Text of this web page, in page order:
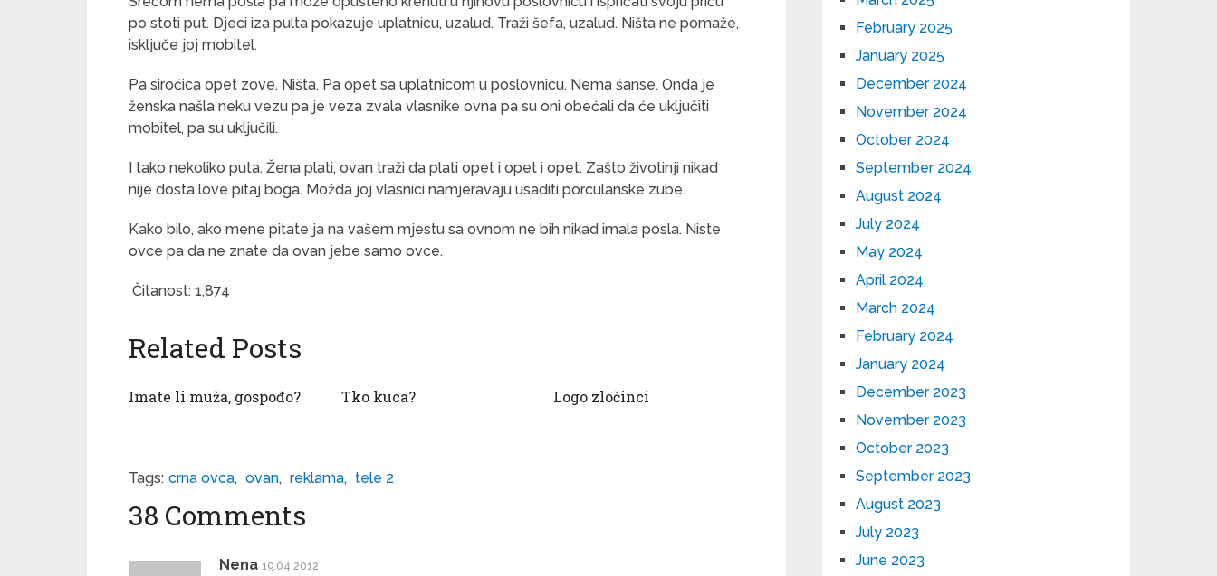
po stoti put. Djeci iza pulta pokazuje uplatnicu, uzalud. Traži šefa, uzalud. Ništa ne pomaže,
isključe joj mobitel.
Pa siročica opet zove. Ništa. Pa opet sa uplatnicom u poslovnicu. Nema šanse. Onda je
ženska našla neku vezu pa je veza zvala vlasnike ovna pa su oni obećali da će uključiti
mobitel, pa su uključili.
I tako nekoliko puta. Žena plati, ovan traži da plati opet i opet i opet. Zašto životinji nikad
nije dosta love pitaj boga. Možda joj vlasnici namjeravaju usaditi porculanske zube.
Kako bilo, ako mene pitate ja na vašem mjestu sa ovnom ne bih nikad imala posla. Niste
ovce pa da ne znate da ovan jebe samo ovce.
Čitanost: 1,874
Related Posts
Imate li muža, gospođo? Tko kuca? Logo zločinci
Tags: crna ovca, ovan, reklama, tele 2
38 Comments
Nena 19.04.2012
February 2025
January 2025
December 2024
November 2024
October 2024
September 2024
August 2024
July 2024
May 2024
April 2024
March 2024
February 2024
January 2024
December 2023
November 2023
October 2023
September 2023
August 2023
July 2023
June 2023